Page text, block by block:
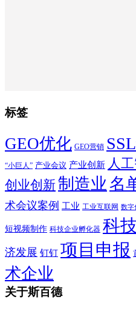
标签
GEO优化 GEO营销
“小巨人” 产业会议 产业创新 人
创业创新制造业 名
术会议案例 工业 工业互联网 数字
短视频制作 科技企业孵化器 科
济发展 钉钉 项目申报
术企业
关于斯百德